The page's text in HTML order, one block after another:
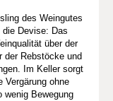
des Weingutes
die Devise: Das
über der
der Rebstöcke und
Im Keller sorgt
Vergärung ohne
wenig Bewegung